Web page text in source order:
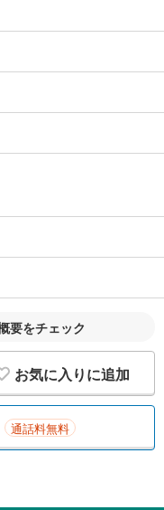
要をチェック
お気に入りに追加
通話料無料